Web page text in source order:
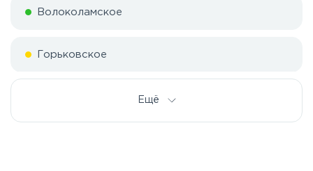
Волоколамское
Горьковское
Ещё